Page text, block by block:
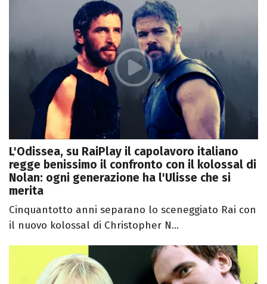
L'Odissea, su RaiPlay il capolavoro italiano
regge benissimo il confronto con il kolossal di
Nolan: ogni generazione ha l'Ulisse che si
merita
Cinquantotto anni separano lo sceneggiato Rai con
il nuovo kolossal di Christopher N...